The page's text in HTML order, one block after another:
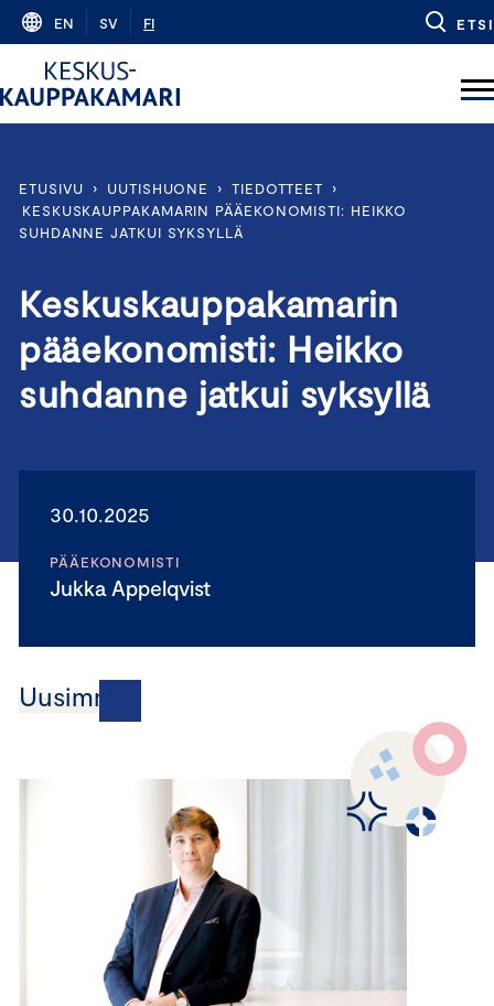
Skip
content
EN SV FI ETSI
ETUSIVU › UUTISHUONE › TIEDOTTEET
›
KESKUSKAUPPAKAMARIN PÄÄEKONOMISTI: HEIKKO
SUHDANNE JATKUI SYKSYLLÄ
Keskuskauppakamarin
pääekonomisti: Heikko
suhdanne jatkui syksyllä
30.10.2025
PÄÄEKONOMISTI
Jukka Appelqvist
Uusimmat